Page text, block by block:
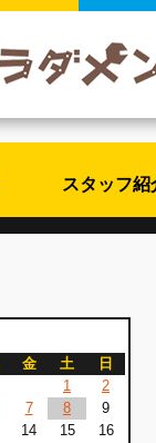
スタッフ紹
金 土
日
1
2
7 8
9
14 15
16